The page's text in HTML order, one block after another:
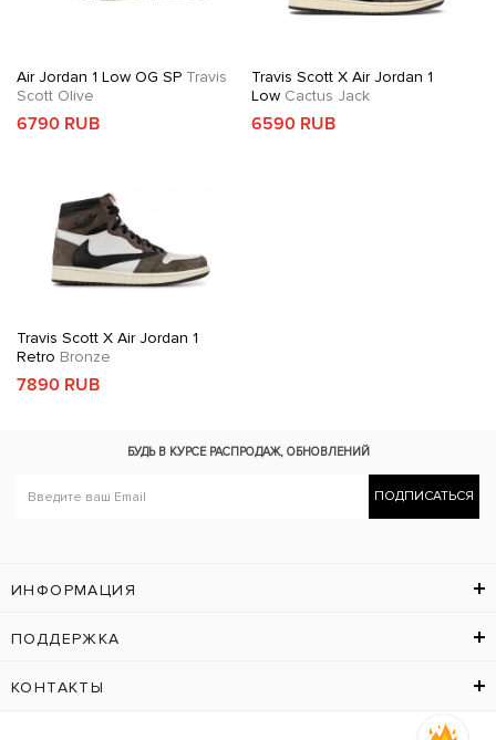
Air Jordan 1 Low OG SP Travis
Scott Olive
6790 RUB
Travis Scott X Air Jordan 1
LowCactus Jack
6590 RUB
Travis Scott X Air Jordan 1
Retro Bronze
7890 RUB
БУДЬ В КУРСЕ РАСПРОДАЖ, ОБНОВЛЕНИЙ
ПОДПИСАТЬСЯ
ИНФОРМАЦИЯ
ПОДДЕРЖКА
КОНТАКТЫ